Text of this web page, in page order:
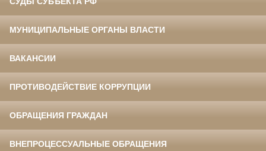
МУНИЦИПАЛЬНЫЕ ОРГАНЫ ВЛАСТИ
ВАКАНСИИ
ПРОТИВОДЕЙСТВИЕ КОРРУПЦИИ
ОБРАЩЕНИЯ ГРАЖДАН
ВНЕПРОЦЕССУАЛЬНЫЕ ОБРАЩЕНИЯ